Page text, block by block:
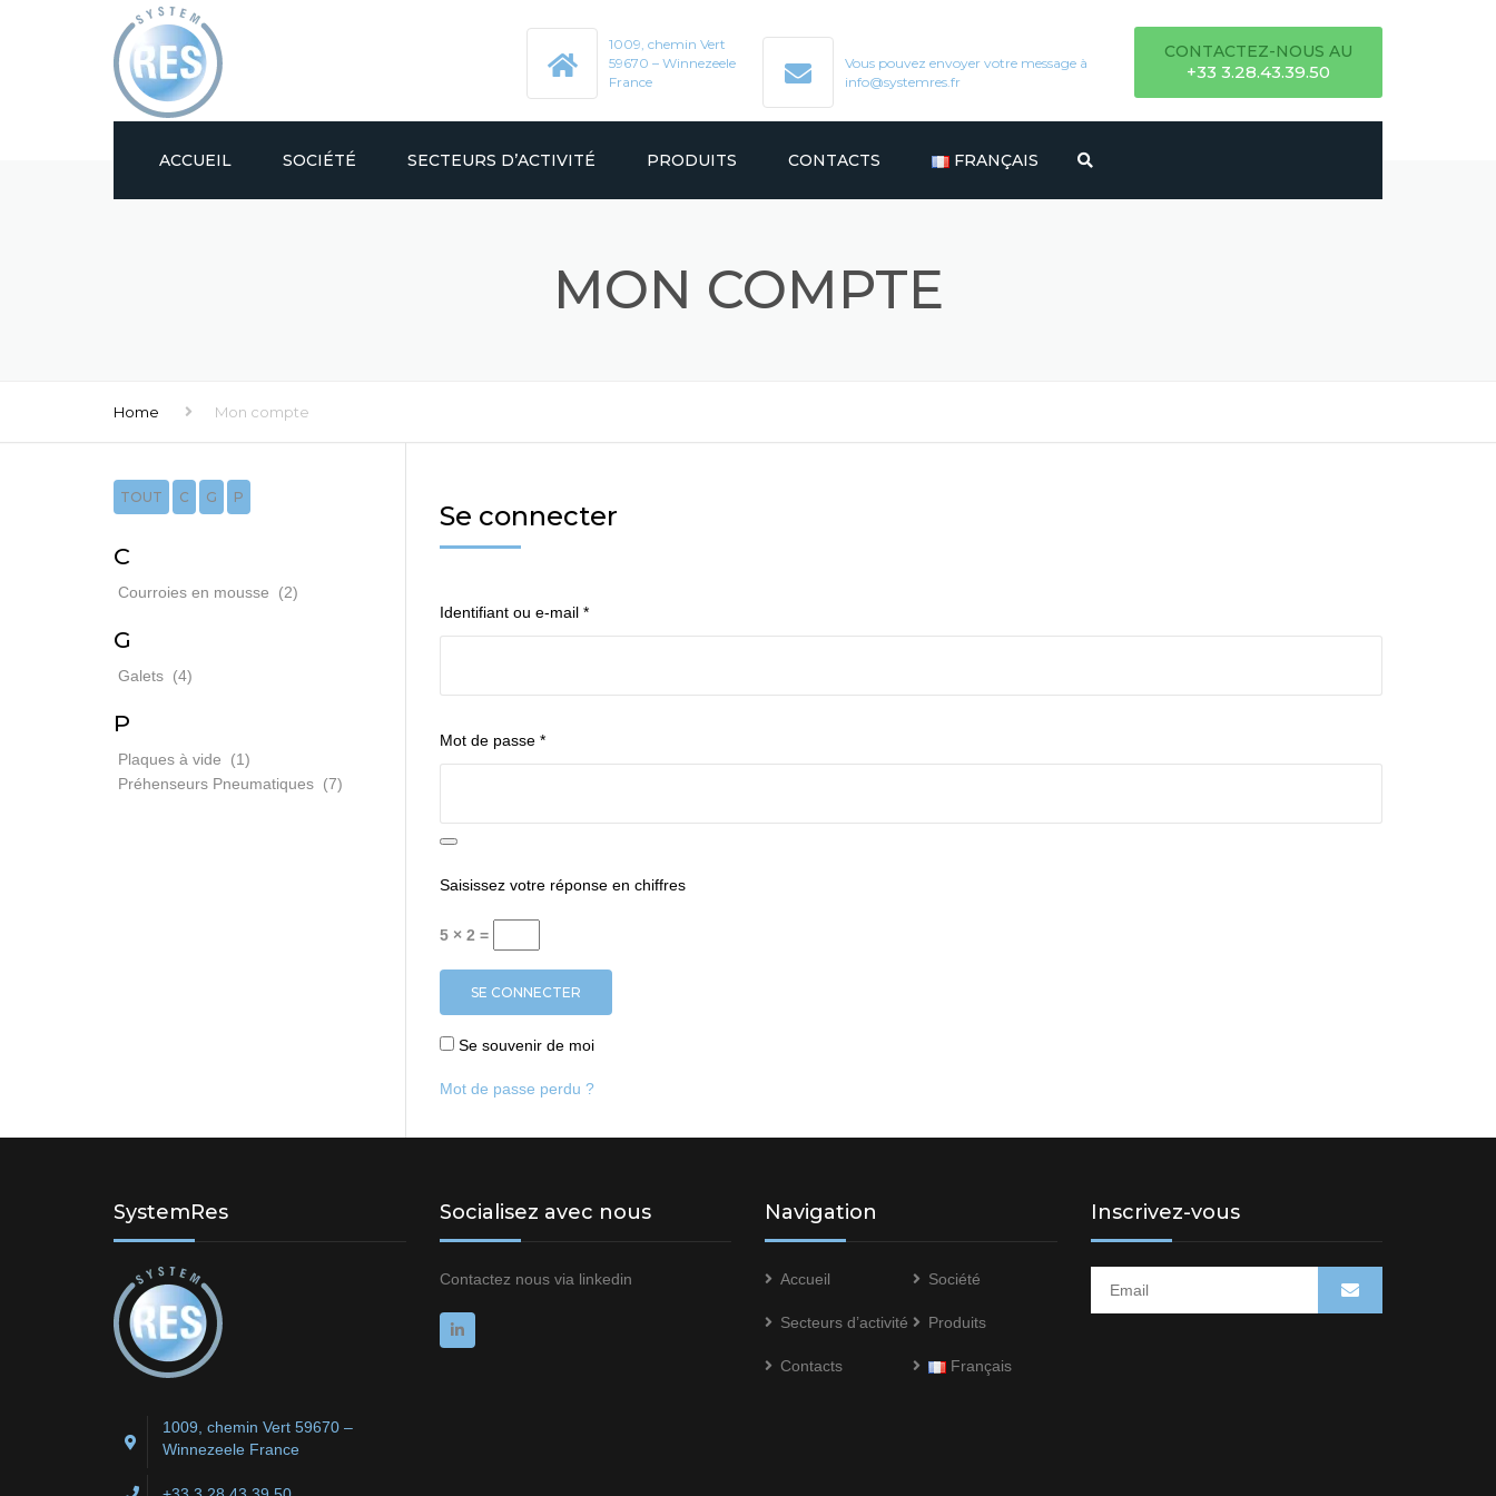
1009, chemin Vert
59670 – Winnezeele
France
Vous pouvez envoyer votre message à
info@systemres.fr
CONTACTEZ-NOUS AU
+33 3.28.43.39.50
ACCUEIL SOCIÉTÉ SECTEURS D’ACTIVITÉ PRODUITS
PRÉHENSEURS PNEUMATIQUES
CONTACTS FRANÇAIS
MON COMPTE
Home Mon compte
TOUT C G P
C
Courroies en mousse (2)
G
Galets (4)
P
Plaques à vide
(1)
Préhenseurs Pneumatiques (7)
Se connecter
Identifiant ou e-mail *
Mot de passe *
Saisissez votre réponse en chiffres
5 × 2 =
SE CONNECTER
Se souvenir de moi
Mot de passe perdu ?
SystemRes
1009, chemin Vert 59670 –
Winnezeele France
Socialisez avec nous
Contactez nous via linkedin
Navigation
Accueil Société
Secteurs d’activité Produits
Contacts Français
Inscrivez-vous